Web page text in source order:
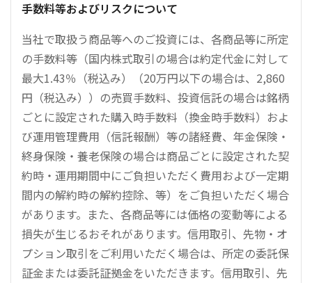
手数料等およびリスクについて
当社で取扱う商品等へのご投資には、各商品等に所定
の手数料等（国内株式取引の場合は約定代金に対して
最大1.43％（税込み）（20万円以下の場合は、2,860
円（税込み））の売買手数料、投資信託の場合は銘柄
ごとに設定された購入時手数料（換金時手数料）およ
び運用管理費用（信託報酬）等の諸経費、年金保険・
終身保険・養老保険の場合は商品ごとに設定された契
約時・運用期間中にご負担いただく費用および一定期
間内の解約時の解約控除、等）をご負担いただく場合
があります。また、各商品等には価格の変動等による
損失が生じるおそれがあります。信用取引、先物・オ
プション取引をご利用いただく場合は、所定の委託保
証金または委託証拠金をいただきます。信用取引、先